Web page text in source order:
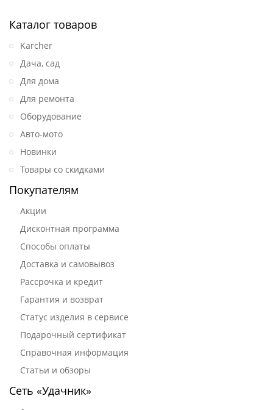
Каталог товаров
Karcher
Дача, сад
Для дома
Для ремонта
Оборудование
Авто-мото
Новинки
Товары со скидками
Покупателям
Акции
Дисконтная программа
Способы оплаты
Доставка и самовывоз
Рассрочка и кредит
Гарантия и возврат
Статус изделия в сервисе
Подарочный сертификат
Справочная информация
Статьи и обзоры
Сеть «Удачник»